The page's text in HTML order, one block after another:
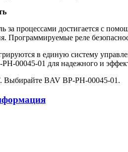
за процессами достигается с
Программируемые реле
в единую систему
00045-01 для надежного и
BAV BP-PH-00045-01.